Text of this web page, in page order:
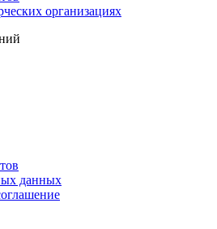
организациях
данных